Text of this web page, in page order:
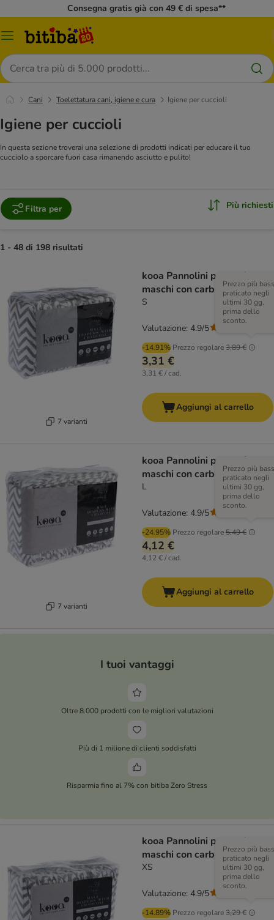
Consegna gratis già con 49 € di spesa**
Overview
Cerca
Cani Toelettatura cani, igiene e cura Igiene per cuccioli
Igiene per cuccioli
In questa sezione troverai una selezione di prodotti indicati per educare il tuo
cucciolo a sporcare fuori casa rimanendo asciutto e pulito!
Filtra per Più richiesti
1 - 48 di 198 risultati
7 varianti
kooa Pannolini per cani
maschi con carbone vegetale
S
-14.91% Prezzo regolare3,89 €
Prezzo più
praticato negli
ultimi 30 gg,
prima dello
sconto.
3,31 €
3,31 € / cad.
Valutazione: 4.9/5
Aggiungi al carrello
7 varianti
kooa Pannolini per cani
maschi con carbone vegetale
L
-24.95% Prezzo regolare5,49 €
Prezzo più
praticato negli
ultimi 30 gg,
prima dello
sconto.
4,12 €
4,12 € / cad.
Valutazione: 4.9/5
Aggiungi al carrello
I tuoi vantaggi
Oltre 8.000 prodotti con le migliori valutazioni
Più di 1 milione di clienti soddisfatti
Risparmia fino al 7% con bitiba Zero Stress
kooa Pannolini per cani
maschi con carbone vegetale
XS
-14.89% Prezzo regolare3,29 €
Prezzo più
praticato negli
ultimi 30 gg,
prima dello
sconto.
Valutazione: 4.9/5